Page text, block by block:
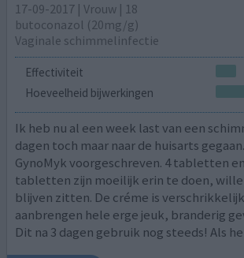
17-09-2017 | Vrouw | 18
butoconazol (20mg/g)
Vaginale schimmelinfectie
Effectiviteit
Hoeveelheid bijwerkingen
Ik heb nu al een week last van een
dagen toch maar naar de huisarts
GynoMyk voorgeschreven. 4 tabletten
tabletten zijn moeilijk erin te doen,
blijven zitten. De créme is
aanbrengen hele erge jeuk, branderig
Dit na 3 dagen gebruik nog steeds! Als he